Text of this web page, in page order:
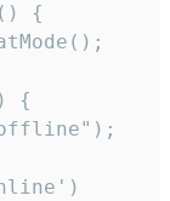
{
{